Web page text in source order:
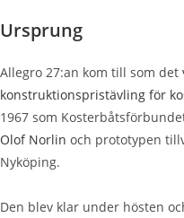
Ursprung
Allegro 27:an kom till som det
konstruktionspristävling för
1967 som
Olof Norlin och prototypen
Nyköping.
Den blev klar under hösten